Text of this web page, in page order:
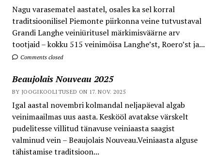
Nagu varasematel aastatel, osales ka sel korral
traditsioonilisel Piemonte piirkonna veine tutvustaval
Grandi Langhe veiniüritusel märkimisväärne arv
tootjaid – kokku 515 veinimõisa Langhe’st, Roero’st ja...
Comments closed
Beaujolais Nouveau 2025
BY JOOGIKOOLITUSED ON 17. NOV. 2025
Igal aastal novembri kolmandal neljapäeval algab
veinimaailmas uus aasta. Keskööl avatakse värskelt
pudelitesse villitud tänavuse veiniaasta saagist
valminud vein – Beaujolais Nouveau.Veiniaasta alguse
tähistamise traditsioon...